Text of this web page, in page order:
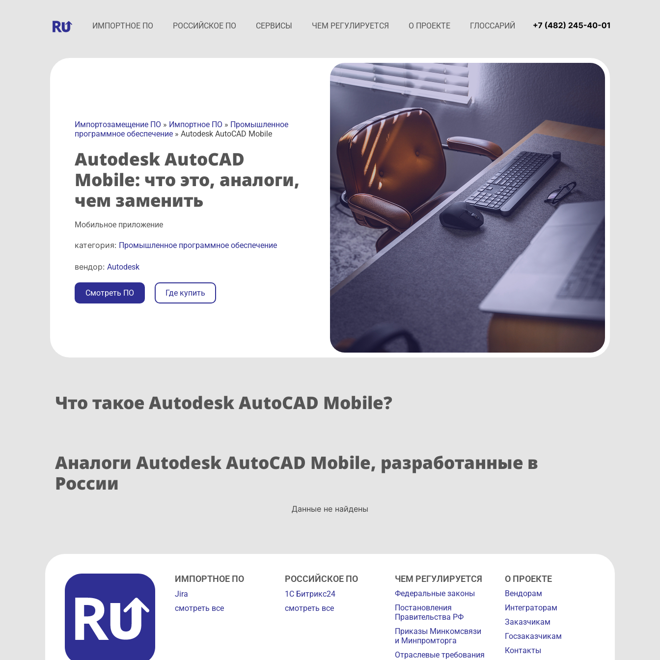
ИМПОРТНОЕ ПО РОССИЙСКОЕ ПО СЕРВИСЫ ЧЕМ РЕГУЛИРУЕТСЯ О ПРОЕКТЕ ГЛОССАРИЙ
Импортозамещение ПО » Импортное ПО » Промышленное
программное обеспечение » Autodesk AutoCAD Mobile
Autodesk AutoCAD
Mobile: что это, аналоги,
чем заменить
Мобильное приложение
категория: Промышленное программное обеспечение
вендор: Autodesk
Смотреть ПО Где купить
Что такое Autodesk AutoCAD Mobile?
Аналоги Autodesk AutoCAD Mobile, разработанные в
России
Данные не найдены
ИМПОРТНОЕ ПО
Jira
смотреть все
РОССИЙСКОЕ ПО
1С Битрикс24
смотреть все
ЧЕМ РЕГУЛИРУЕТСЯ
Федеральные законы
Постановления
Правительства РФ
Приказы Минкомсвязи
и Минпромторга
Отраслевые требования
О ПРОЕКТЕ
Вендорам
Интеграторам
Заказчикам
Госзаказчикам
Контакты